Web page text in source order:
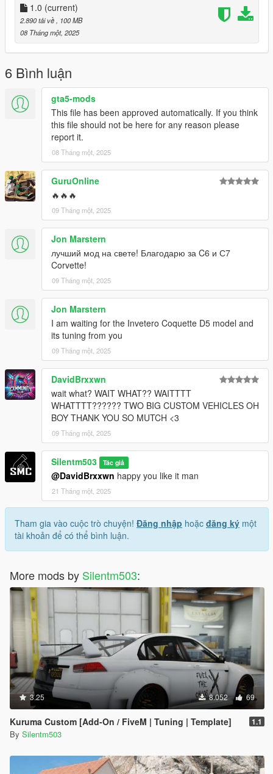
Bugs:
-Clipping from the widebody
Credits:
hilly's - GTA IV's Coquette Conversion
Silentm503 - Car's mod parts and Engine sound
1.0 (current)
2.890 tải về
, 100 MB
08 Tháng một, 2025
6 Bình luận
gta5-mods
This file has been approved automatically. If you think
this file should not be here for any reason please
report it.
08 Tháng một, 2025
GuruOnline
🔥🔥🔥
09 Tháng một, 2025
Jon Marstern
лучший мод на свете! Благодарю за C6 и С7
Corvette!
09 Tháng một, 2025
Jon Marstern
I am waiting for the Invetero Coquette D5 model and
its tuning from you
09 Tháng một, 2025
DavidBrxxwn
wait what? WAIT WHAT?? WAITTTT
WHATTTT?????? TWO BIG CUSTOM VEHICLES OH
BOY THANK YOU SO MUTCH <3
09 Tháng một, 2025
Silentm503 Tác giả
@DavidBrxxwn happy you like it man
21 Tháng một, 2025
Tham gia vào cuộc trò chuyện! Đăng nhập hoặc đăng ký một
tài khoản để có thể bình luận.
More mods by Silentm503:
3.25 8.052 69
Kuruma Custom [Add-On / FiveM | Tuning | Template] 1.1
By Silentm503